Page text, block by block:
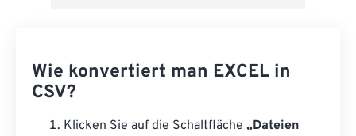
Wie konvertiert man EXCEL in
CSV?
Klicken Sie auf die Schaltfläche „Dateien